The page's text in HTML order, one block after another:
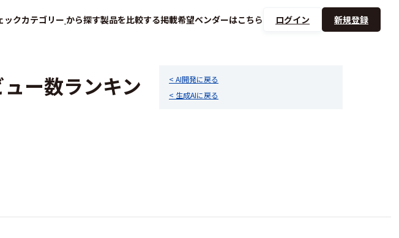
ックカテゴリー から探す製品を比較する掲載希望ベンダーはこちら ログイン 新規登録
ー数ランキン
< AI開発に戻る
< 生成AIに戻る